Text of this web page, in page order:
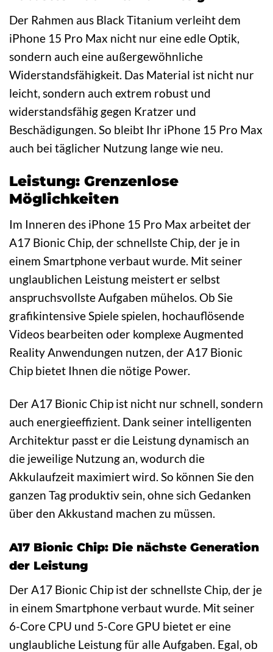
Der Rahmen aus Black Titanium verleiht dem
iPhone 15 Pro Max nicht nur eine edle Optik,
sondern auch eine außergewöhnliche
Widerstandsfähigkeit. Das Material ist nicht nur
leicht, sondern auch extrem robust und
widerstandsfähig gegen Kratzer und
Beschädigungen. So bleibt Ihr iPhone 15 Pro Max
auch bei täglicher Nutzung lange wie neu.
Leistung: Grenzenlose
Möglichkeiten
Im Inneren des iPhone 15 Pro Max arbeitet der
A17 Bionic Chip, der schnellste Chip, der je in
einem Smartphone verbaut wurde. Mit seiner
unglaublichen Leistung meistert er selbst
anspruchsvollste Aufgaben mühelos. Ob Sie
grafikintensive Spiele spielen, hochauflösende
Videos bearbeiten oder komplexe Augmented
Reality Anwendungen nutzen, der A17 Bionic
Chip bietet Ihnen die nötige Power.
Der A17 Bionic Chip ist nicht nur schnell, sondern
auch energieeffizient. Dank seiner intelligenten
Architektur passt er die Leistung dynamisch an
die jeweilige Nutzung an, wodurch die
Akkulaufzeit maximiert wird. So können Sie den
ganzen Tag produktiv sein, ohne sich Gedanken
über den Akkustand machen zu müssen.
A17 Bionic Chip: Die nächste Generation
der Leistung
Der A17 Bionic Chip ist der schnellste Chip, der je
in einem Smartphone verbaut wurde. Mit seiner
6-Core CPU und 5-Core GPU bietet er eine
unglaubliche Leistung für alle Aufgaben. Egal, ob